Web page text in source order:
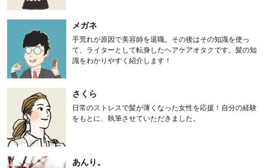
メガネ
手荒れが原因で美容師を退職。その後はその知識を使っ
て、ライターとして転身したヘアケアオタクです。髪の知
識をわかりやすく紹介します！
さくら
日常のストレスで髪が薄くなった女性を応援！自分の経験
をもとに、執筆させていただきました。
あんり。